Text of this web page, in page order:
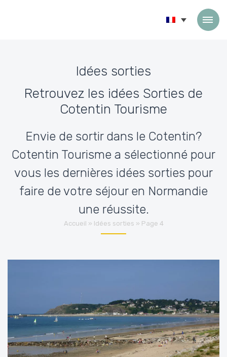
Idées sorties
Retrouvez les idées Sorties de
Cotentin Tourisme
Envie de sortir dans le Cotentin?
Cotentin Tourisme a sélectionné pour
vous les dernières idées sorties pour
faire de votre séjour en Normandie
une réussite.
Accueil » Idées sorties » Page 4